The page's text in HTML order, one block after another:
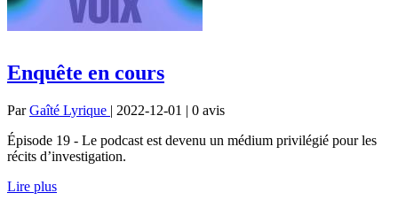
Enquête en cours
ParGaîté Lyrique | 2022-12-01 | 0 avis
Épisode 19 - Le podcast est devenu un médium privilégié pour les
récits d’investigation.
Lire plus